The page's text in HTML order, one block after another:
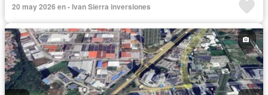
20 may 2026 en - Ivan Sierra inversiones